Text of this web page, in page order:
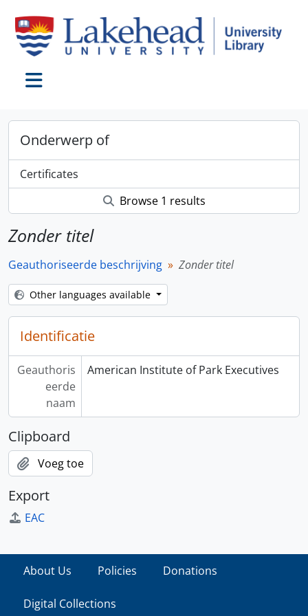
Onderwerp of
Certificates
Browse 1 results
Zonder titel
Geauthoriseerde beschrijving Zonder titel
Other languages available
Identificatie
Geauthoris
eerde
naam
American Institute of Park Executives
Clipboard
Voeg toe
Export
EAC
About Us Policies Donations
Digital Collections